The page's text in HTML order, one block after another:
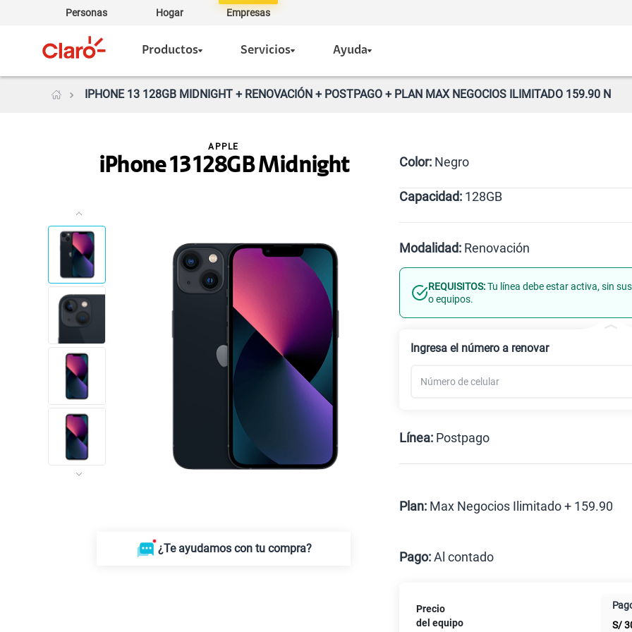
Personas Hogar Empresas
Productos Servicios Ayuda
IPHONE 13 128GB MIDNIGHT + RENOVACIÓN + POSTPAGO + PLAN MAX NEGOCIOS ILIMITADO 159.90 N
iPhone 13 128GB Midnight
APPLE
¿Te ayudamos con tu compra?
Color: Negro
Capacidad: 128GB
Modalidad: Renovación
Línea Nueva Portabilidad
REQUISITOS:Tu línea debe estar activa, sin
o equipos.
Ingresa el número a renovar
Línea: Postpago
Plan: Max Negocios Ilimitado + 159.90
Paga solo
Pago:Al contado
Cuotas
Precio
del equipo
S/